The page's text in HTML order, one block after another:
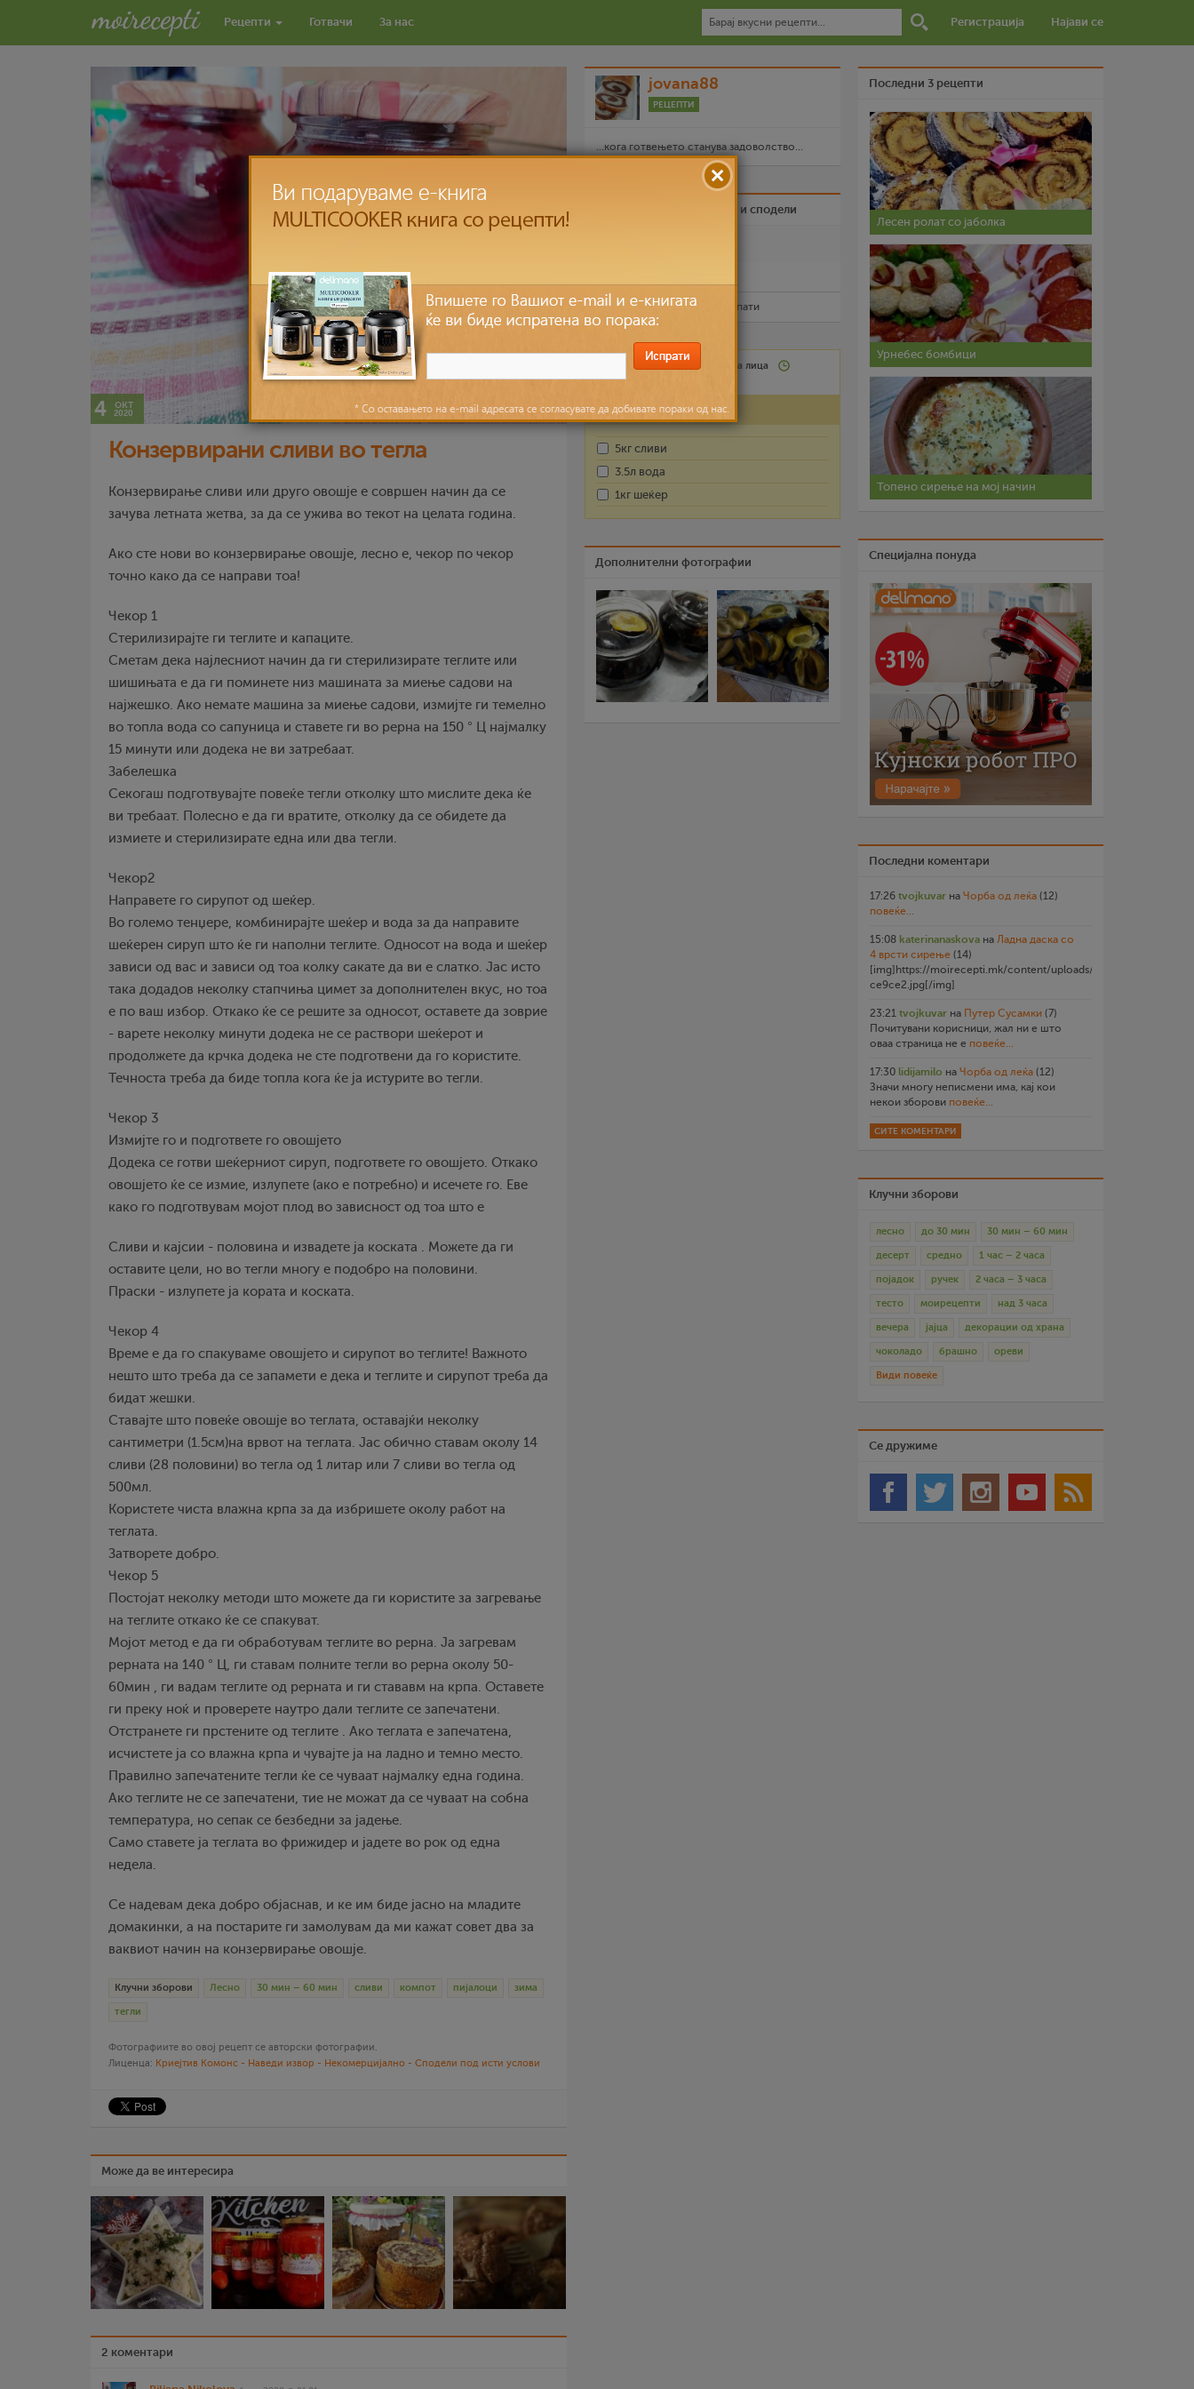
Рецепти Готвачи За нас Регистрација Најави се
4 окт
2020
Конзервирани сливи во тегла
Конзервирање сливи или друго овошје е совршен начин да се
зачува летната жетва, за да се ужива во текот на целата година.
Ако сте нови во конзервирање овошје, лесно е, чекор по чекор
точно како да се направи тоа!
Чекор 1
Стерилизирајте ги теглите и капаците.
Сметам дека најлесниот начин да ги стерилизирате теглите или
шишињата е да ги поминете низ машината за миење садови на
најжешко. Ако немате машина за миење садови, измијте ги темелно
во топла вода со сапуница и ставете ги во рерна на 150 ° Ц најмалку
15 минути или додека не ви затребаат.
Забелешка
Секогаш подготвувајте повеќе тегли отколку што мислите дека ќе
ви требаат. Полесно е да ги вратите, отколку да се обидете да
измиете и стерилизирате една или два тегли.
Чекор2
Направете го сирупот од шеќер.
Во големо тенџере, комбинирајте шеќер и вода за да направите
шеќерен сируп што ќе ги наполни теглите. Односот на вода и шеќер
зависи од вас и зависи од тоа колку сакате да ви е слатко. Јас исто
така додадов неколку стапчиња цимет за дополнителен вкус, но тоа
е по ваш избор. Откако ќе се решите за односот, оставете да зоврие
- варете неколку минути додека не се раствори шеќерот и
продолжете да крчка додека не сте подготвени да го користите.
Течноста треба да биде топла кога ќе ја истурите во тегли.
Чекор 3
Измијте го и подгответе го овошјето
Додека се готви шеќерниот сируп, подгответе го овошјето. Откако
овошјето ќе се измие, излупете (ако е потребно) и исечете го. Еве
како го подготвувам мојот плод во зависност од тоа што е
Сливи и кајсии - половина и извадете ја коската . Можете да ги
оставите цели, но во тегли многу е подобро на половини.
Праски - излупете ја кората и коската.
Чекор 4
Време е да го спакуваме овошјето и сирупот во теглите! Важното
нешто што треба да се запамети е дека и теглите и сирупот треба да
бидат жешки.
Ставајте што повеќе овошје во теглата, оставајќи неколку
сантиметри (1.5см)на врвот на теглата. Јас обично ставам околу 14
сливи (28 половини) во тегла од 1 литар или 7 сливи во тегла од
500мл.
Користете чиста влажна крпа за да избришете околу работ на
теглата.
Затворете добро.
Чекор 5
Постојат неколку методи што можете да ги користите за загревање
на теглите откако ќе се спакуват.
Мојот метод е да ги обработувам теглите во рерна. Ја загревам
рерната на 140 ° Ц, ги ставам полните тегли во рерна околу 50-
60мин , ги вадам теглите од рерната и ги стававм на крпа. Оставете
ги преку ноќ и проверете наутро дали теглите се запечатени.
Отстранете ги прстените од теглите . Ако теглата е запечатена,
исчистете ја со влажна крпа и чувајте ја на ладно и темно место.
Правилно запечатените тегли ќе се чуваат најмалку една година.
Ако теглите не се запечатени, тие не можат да се чуваат на собна
температура, но сепак се безбедни за јадење.
Само ставете ја теглата во фрижидер и јадете во рок од една
недела.
Се надевам дека добро објаснав, и ке им биде јасно на младите
домакинки, а на постарите ги замолувам да ми кажат совет два за
ваквиот начин на конзервирање овошје.
Клучни зборови Лесно 30 мин – 60 мин сливи компот пијалоци зима
тегли
Фотографиите во овој рецепт се авторски фотографии.
Лиценца: Криејтив Комонс - Наведи извор - Некомерцијално - Сподели под исти услови
Може да ве интересира
2 коментари
jovana88
РЕЦЕПТИ
...кога готвењето станува задоволство...
Биди вистински пријател и сподели
Рецептот е прочитан пати
Лесно
za site po doma лица
30 мин – 60 мин
Состојки
5кг сливи
3.5л вода
1кг шеќер
Дополнителни фотографии
Последни 3 рецепти
Лесен ролат со јаболка
Урнебес бомбици
Топено сирење на мој начин
Специјална понуда
Последни коментари
17:26 tvojkuvar на Чорба од леќа (12)
повеќе...
15:08 katerinanaskova на Ладна даска со
4 врсти сирење (14)
[img]https://moirecepti.mk/content/uploads/2026/07/
ce9ce2.jpg[/img]
23:21 tvojkuvar на Путер Сусамки (7)
Почитувани корисници, жал ни е што
оваа страница не е повеќе...
17:30 lidijamilo на Чорба од леќа (12)
Значи многу неписмени има, кај кои
некои зборови повеќе...
СИТЕ КОМЕНТАРИ
Клучни зборови
лесно до 30 мин 30 мин – 60 мин
десерт средно 1 час – 2 часа
појадок ручек 2 часа – 3 часа
тесто моирецепти над 3 часа
вечера јајца декорации од храна
чоколадо брашно ореви
Види повеќе
Се дружиме